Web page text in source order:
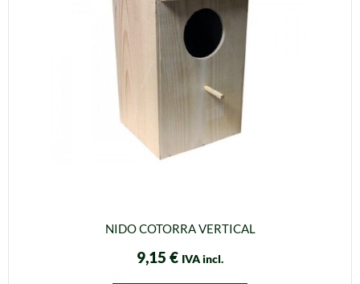
NIDO COTORRA VERTICAL
9,15 € IVA incl.